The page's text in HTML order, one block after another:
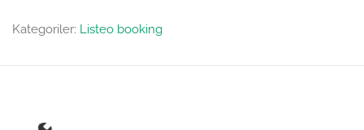
Kategoriler: Listeo booking